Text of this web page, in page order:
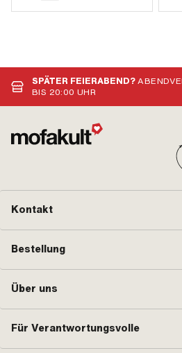
SPÄTER FEIERABEND?
BIS 20:00 UHR
Kontakt
Bestellung
Über uns
Für Verantwortungsvolle